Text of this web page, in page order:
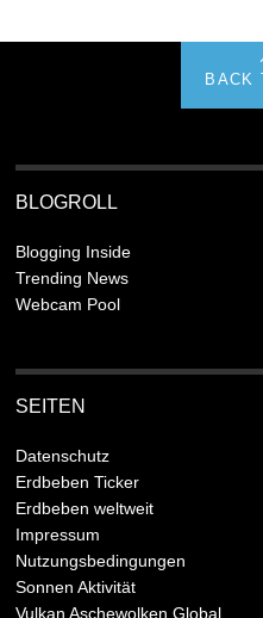
BACK
BLOGROLL
Blogging Inside
Trending News
Webcam Pool
SEITEN
Datenschutz
Erdbeben Ticker
Erdbeben weltweit
Impressum
Nutzungsbedingungen
Sonnen Aktivität
Vulkan Aschewolken Global